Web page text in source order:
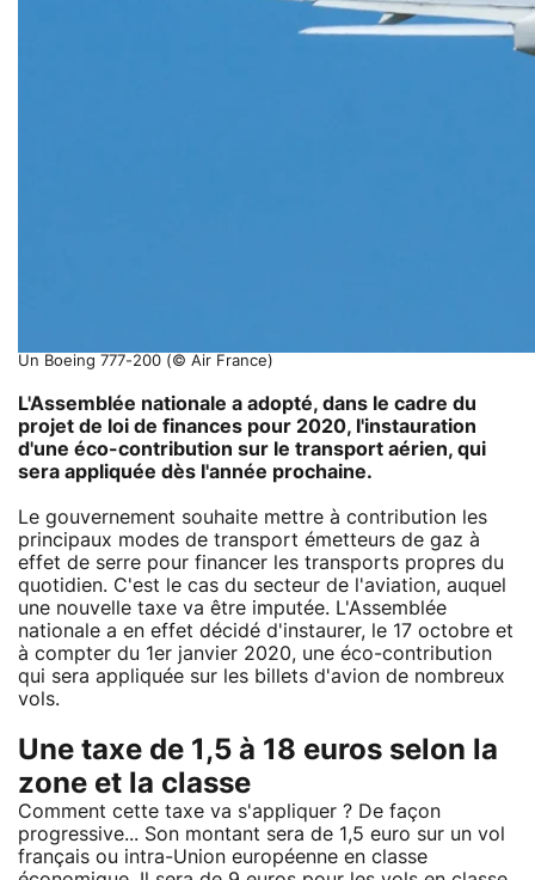
Un Boeing 777-200 (© Air France)
L'Assemblée nationale a adopté, dans le cadre du
projet de loi de finances pour 2020, l'instauration
d'une éco-contribution sur le transport aérien, qui
sera appliquée dès l'année prochaine.
Le gouvernement souhaite mettre à contribution les
principaux modes de transport émetteurs de gaz à
effet de serre pour financer les transports propres du
quotidien. C'est le cas du secteur de l'aviation, auquel
une nouvelle taxe va être imputée. L'Assemblée
nationale a en effet décidé d'instaurer, le 17 octobre et
à compter du 1er janvier 2020, une éco-contribution
qui sera appliquée sur les billets d'avion de nombreux
vols.
Une taxe de 1,5 à 18 euros selon la
zone et la classe
Comment cette taxe va s'appliquer ? De façon
progressive... Son montant sera de 1,5 euro sur un vol
français ou intra-Union européenne en classe